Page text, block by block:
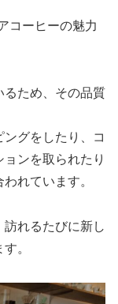
コーヒーの魅力
るため、その品質
グをしたり、コ
ンを取られたり
れています。
れるたびに新し
。